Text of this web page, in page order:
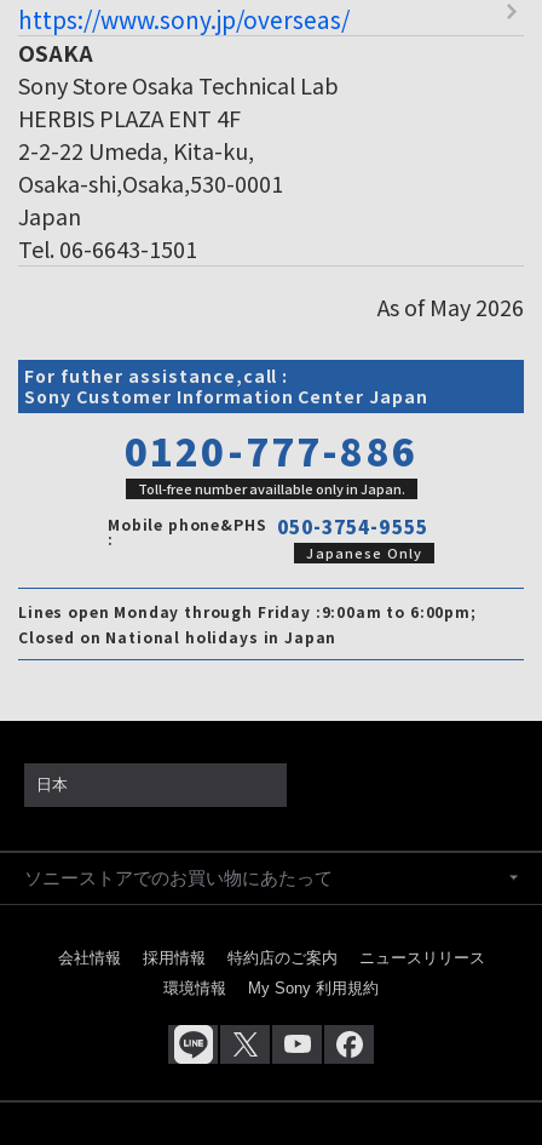
https://www.sony.jp/overseas/
OSAKA
Sony Store Osaka Technical Lab
HERBIS PLAZA ENT 4F
2-2-22 Umeda, Kita-ku,
Osaka-shi,Osaka,530-0001
Japan
Tel. 06-6643-1501
As of May 2026
For futher assistance,call :
Sony Customer Information Center Japan
0120-777-886
Toll-free number availlable only in Japan.
Mobile phone&PHS
: 050-3754-9555
Japanese Only
Lines open Monday through Friday :9:00am to 6:00pm;
Closed on National holidays in Japan
日本
ソニーストアでのお買い物にあたって
会社情報 採用情報 特約店のご案内
ニュースリリース
環境情報
My Sony 利用規約